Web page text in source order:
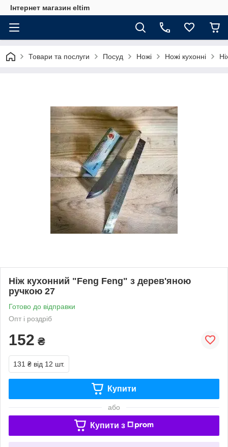
Інтернет магазин eltim
Товари та послуги Посуд Ножі Ножі кухонні
Ніж кухонний "Feng Feng" з дерев'яною
ручкою 27
Готово до відправки
Опт і роздріб
152 ₴
131 ₴ від 12 шт.
Купити
або
Купити з